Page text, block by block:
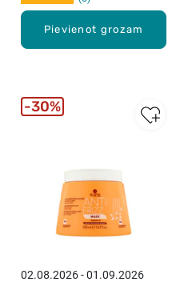
Pievienot grozam
02.08.2026 - 01.09.2026
30%